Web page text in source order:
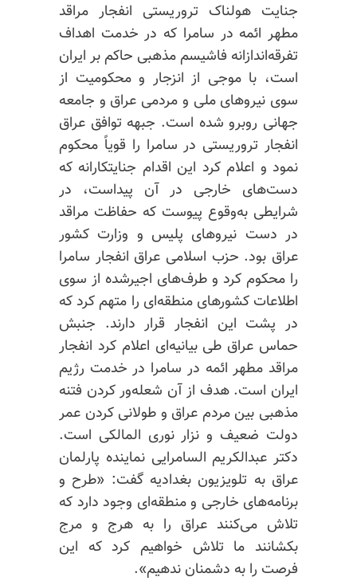
جنایت هولناک تروریستی انفجار مراقد
مطهر ائمه در سامرا که در خدمت اهداف
تفرقه‌اندازانه فاشیسم مذهبی حاکم بر ایران
است، با موجی از انزجار و محکومیت از
سوی نیروهای ملی و مردمی عراق و جامعه
جهانی روبرو شده است. جبهه توافق عراق
انفجار تروریستی در سامرا را قویاً محکوم
نمود و اعلام کرد این اقدام جنایتکارانه که
دست‌های خارجی در آن پیداست، در
شرایطی به‌وقوع پیوست که حفاظت مراقد
در دست نیروهای پلیس و وزارت کشور
عراق بود. حزب اسلامی عراق انفجار سامرا
را محکوم کرد و طرف‌های اجیرشده از سوی
اطلاعات کشورهای منطقه‌ای را متهم کرد که
در پشت این انفجار قرار دارند. جنبش
حماس عراق طی بیانیه‌ای اعلام کرد انفجار
مراقد مطهر ائمه در سامرا در خدمت رژیم
ایران است. هدف از آن شعله‌ور کردن فتنه
مذهبی بین مردم عراق و طولانی کردن عمر
دولت ضعیف و نزار نوری المالکی است.
دکتر عبدالکریم السامرایی نماینده پارلمان
عراق به تلویزیون بغدادیه گفت: «طرح و
برنامه‌های خارجی و منطقه‌ای وجود دارد که
تلاش می‌کنند عراق را به هرج و مرج
بکشانند ما تلاش خواهیم کرد که این
فرصت را به دشمنان ندهیم».